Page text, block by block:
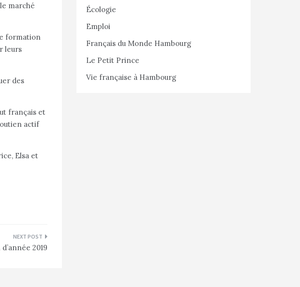
marché
formation
leurs
des
français et
actif
Elsa et
2019
Écologie
Emploi
Français du Monde Hambourg
Le Petit Prince
Vie française à Hambourg